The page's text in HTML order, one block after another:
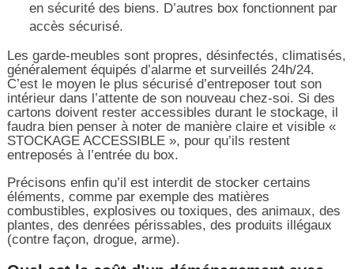
en sécurité des biens. D’autres box fonctionnent par
accès sécurisé.
Les garde-meubles sont propres, désinfectés, climatisés,
généralement équipés d’alarme et surveillés 24h/24.
C’est le moyen le plus sécurisé d’entreposer tout son
intérieur dans l’attente de son nouveau chez-soi. Si des
cartons doivent rester accessibles durant le stockage, il
faudra bien penser à noter de manière claire et visible «
STOCKAGE ACCESSIBLE », pour qu’ils restent
entreposés à l’entrée du box.
Précisons enfin qu’il est interdit de stocker certains
éléments, comme par exemple des matières
combustibles, explosives ou toxiques, des animaux, des
plantes, des denrées périssables, des produits illégaux
(contre façon, drogue, arme).